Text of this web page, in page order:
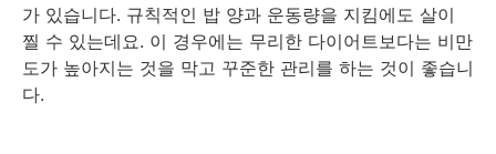
가 있습니다. 규칙적인 밥 양과 운동량을 지킴에도 살이
찔 수 있는데요. 이 경우에는 무리한 다이어트보다는 비만
도가 높아지는 것을 막고 꾸준한 관리를 하는 것이 좋습니
다.